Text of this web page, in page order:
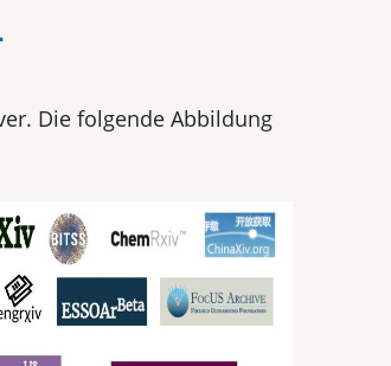
Die folgende Abbildung